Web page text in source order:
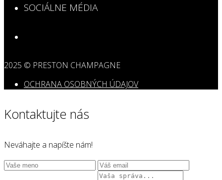
SOCIÁLNE MÉDIA
2025 © PRESTON CHAMPAGNE
OCHRANA OSOBNÝCH ÚDAJOV
Kontaktujte nás
Neváhajte a napíšte nám!